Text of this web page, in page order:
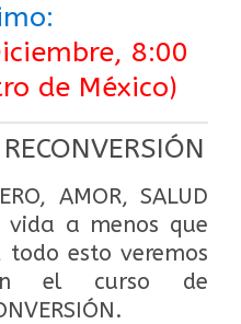
8:00
de México)
AMOR, SALUD
vida a menos que
todo esto veremos
el curso de